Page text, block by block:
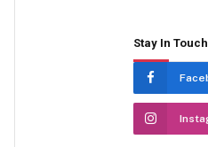
Stay In Touch